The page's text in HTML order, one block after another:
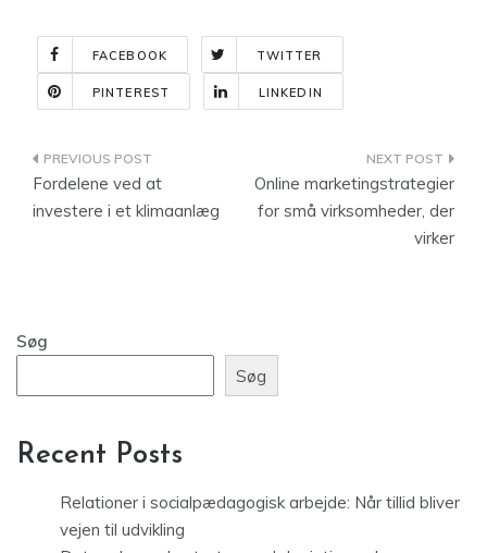
FACEBOOK TWITTER
PINTEREST LINKEDIN
Indlægsnavigation
Fordelene ved at
investere i et klimaanlæg
Online marketingstrategier
for små virksomheder, der
virker
Søg
Søg
Recent Posts
Relationer i socialpædagogisk arbejde: Når tillid bliver
vejen til udvikling